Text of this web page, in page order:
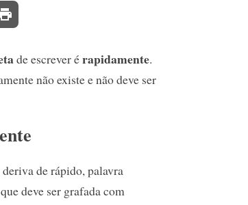
de escrever érapidamente.
não existe e não deve ser
deriva de rápido, palavra
deve ser grafada com